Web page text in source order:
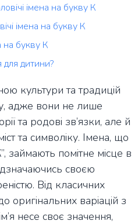
імена на букву К
імена на букву К
на букву К
для дитини?
культури та традицій
адже вони не лише
та родові зв’язки, але й
та символіку. Імена, що
займають помітне місце в
своєю
Від класичних
оригінальних варіацій з
несе своє значення,